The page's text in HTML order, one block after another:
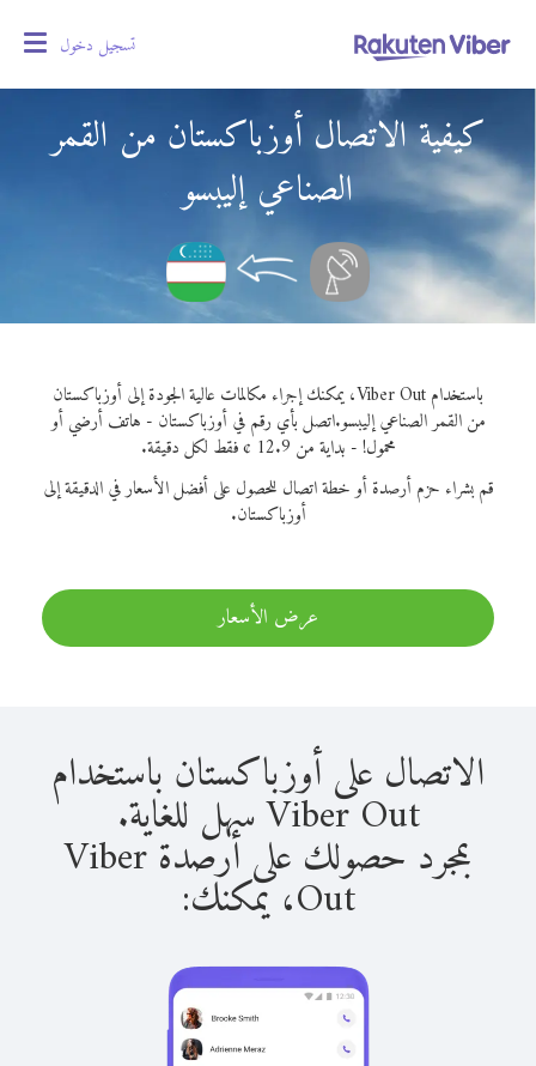
تسجيل دخول
كيفية الاتصال أوزباكستان من القمر
الصناعي إليبسو
باستخدام Viber Out، يمكنك إجراء مكالمات عالية الجودة إلى أوزباكستان
من القمر الصناعي إليبسو.اتصل بأي رقم في أوزباكستان - هاتف أرضي أو
محمول! - بداية من 12.9 ¢ فقط لكل دقيقة.
قم بشراء حزم أرصدة أو خطة اتصال للحصول على أفضل الأسعار في الدقيقة إلى
أوزباكستان.
عرض الأسعار
الاتصال على أوزباكستان باستخدام
Viber Out سهل للغاية.
بمجرد حصولك على أرصدة Viber
Out، يمكنك: